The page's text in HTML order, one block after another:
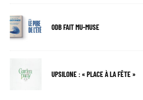
ODB FAIT MU-MUSE
UPSILONE : « PLACE À LA FÊTE »